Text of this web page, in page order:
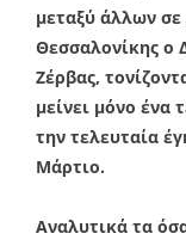
μεταξύ άλλων
Θεσσαλονίκης ο
Ζέρβας,
μείνει μόνο ένα
την τελευταία
Μάρτιο.
Αναλυτικά τα